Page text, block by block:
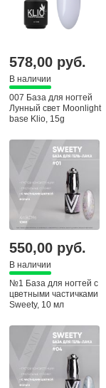
578,00 руб.
В наличии
007 База для ногтей
Лунный свет Moonlight
base Klio, 15g
550,00 руб.
В наличии
№1 База для ногтей с
цветными частичками
Sweety, 10 мл